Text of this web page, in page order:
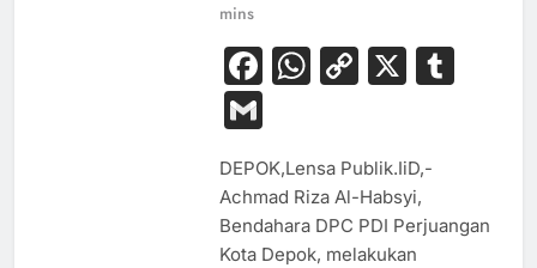
mins
Facebook
WhatsApp
Copy
X
Gmail
DEPOK,Lensa Publik.IiD,-
Achmad Riza Al-Habsyi,
Bendahara DPC PDI Perjuangan
Kota Depok, melakukan